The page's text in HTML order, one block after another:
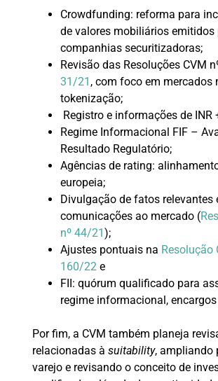
Crowdfunding: reforma para
de valores mobiliários emitidos
companhias securitizadoras;
Revisão das Resoluções CVM
31/21 , com foco em mercados
tokenização;
Registro e informações de INR
Regime Informacional FIF –
Resultado Regulatório;
Agências de rating:
europeia;
Divulgação de fatos relevantes
comunicações ao mercado (
nº 44/21 );
Ajustes pontuais na Resolução
160/22e
FII: quórum qualificado para
regime informacional,
Por fim, a CVM também planeja
relacionadas à suitability, ampliando
varejo e revisando o conceito de